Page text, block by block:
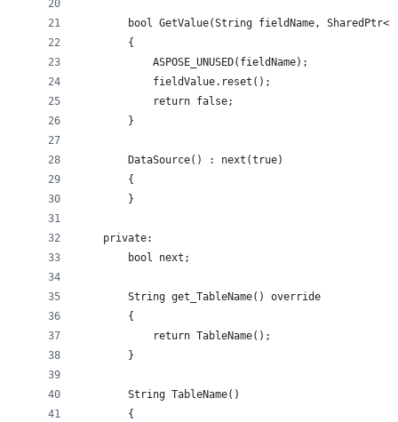
bool GetValue(String fieldName,
        {
            ASPOSE_UNUSED(fieldName);
            fieldValue.reset();
            return false;
        }
        DataSource() : next(true)
        {
        }
    private:
        bool next;
        String get_TableName() override
        {
            return TableName();
        }
        String TableName()
        {